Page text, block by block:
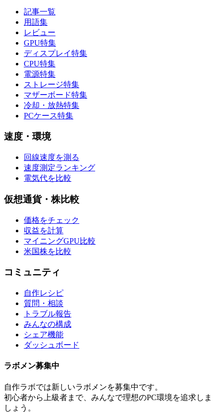
記事一覧
用語集
レビュー
GPU特集
ディスプレイ特集
CPU特集
電源特集
ストレージ特集
マザーボード特集
冷却・放熱特集
PCケース特集
速度・環境
回線速度を測る
速度測定ランキング
電気代を比較
仮想通貨・株比較
価格をチェック
収益を計算
マイニングGPU比較
米国株を比較
コミュニティ
自作レシピ
質問・相談
トラブル報告
みんなの構成
シェア機能
ダッシュボード
ラボメン募集中
自作ラボでは新しいラボメンを募集中です。
初心者から上級者まで、みんなで理想のPC環境を追求しま
しょう。